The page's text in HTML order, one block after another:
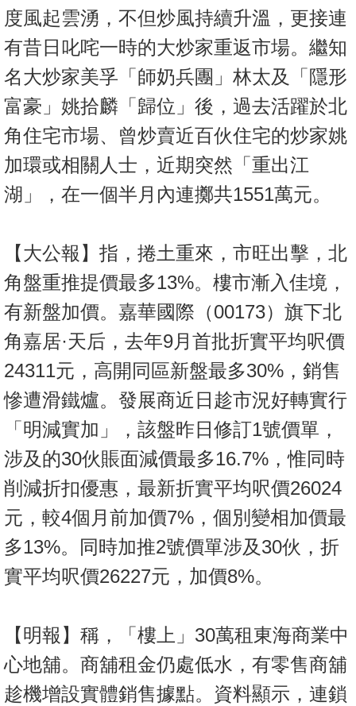
度風起雲湧，不但炒風持續升溫，更接連
有昔日叱咤一時的大炒家重返市場。繼知
名大炒家美孚「師奶兵團」林太及「隱形
富豪」姚拾麟「歸位」後，過去活躍於北
角住宅市場、曾炒賣近百伙住宅的炒家姚
加環或相關人士，近期突然「重出江
湖」，在一個半月內連擲共1551萬元。
【大公報】指，捲土重來，市旺出擊，北
角盤重推提價最多13%。樓市漸入佳境，
有新盤加價。嘉華國際（00173）旗下北
角嘉居·天后，去年9月首批折實平均呎價
24311元，高開同區新盤最多30%，銷售
慘遭滑鐵爐。發展商近日趁市況好轉實行
「明減實加」，該盤昨日修訂1號價單，
涉及的30伙賬面減價最多16.7%，惟同時
削減折扣優惠，最新折實平均呎價26024
元，較4個月前加價7%，個別變相加價最
多13%。同時加推2號價單涉及30伙，折
實平均呎價26227元，加價8%。
【明報】稱，「樓上」30萬租東海商業中
心地舖。商舖租金仍處低水，有零售商舖
趁機增設實體銷售據點。資料顯示，連鎖